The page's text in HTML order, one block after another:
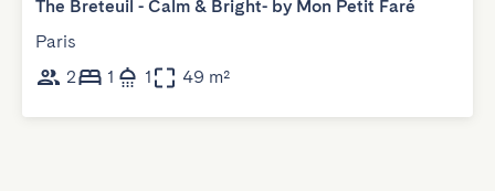
The Breteuil - Calm & Bright- by Mon Petit Faré
Paris
2
1 1 49 m²